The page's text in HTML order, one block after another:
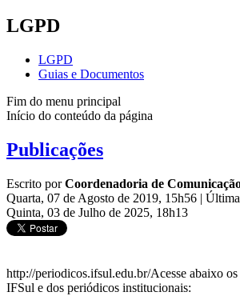
LGPD
LGPD
Guias e Documentos
Fim do menu principal
Início do conteúdo da página
Publicações
Escrito porCoordenadoria de
Quarta, 07 de Agosto de 2019, 15h56 |
Quinta, 03 de Julho de 2025, 18h13
http://periodicos.ifsul.edu.br/Acesse abaixo
IFSul e dos periódicos institucionais: